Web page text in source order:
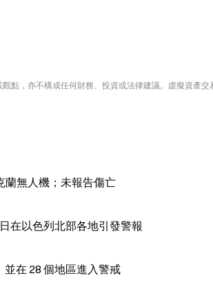
點，亦不構成任何財務、投資或法律建議。虛擬資產交
蘭無人機；未報告傷亡
在以色列北部各地引發警報
並在 28 個地區進入警戒